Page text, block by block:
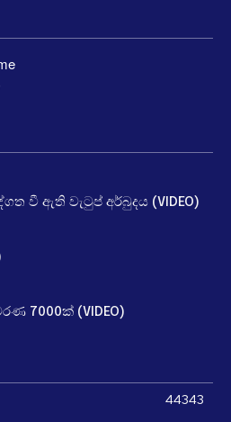
වී ඇති වැටුප් අර්බුදය (VIDEO)
7000ක් (VIDEO)
44343